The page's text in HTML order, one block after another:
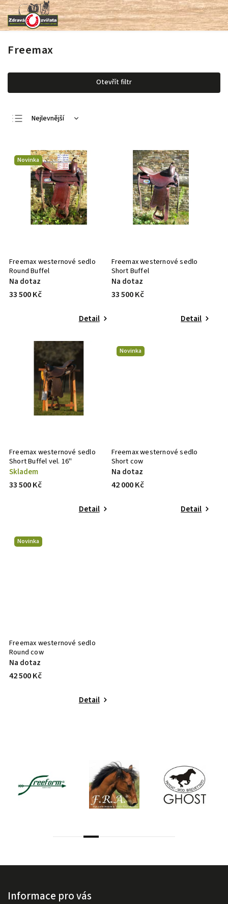
Freemax
Otevřít filtr
Nejlevnější
Nejprodávanější
Abecedně
Novinka
Freemax westernové sedlo
Round Buffel
Na dotaz
33 500 Kč
Detail
Freemax westernové sedlo
Short Buffel
Na dotaz
33 500 Kč
Detail
Freemax westernové sedlo
Short Buffel vel. 16"
Skladem
33 500 Kč
Detail
Novinka
Freemax westernové sedlo
Short cow
Na dotaz
42 000 Kč
Detail
Novinka
Freemax westernové sedlo
Round cow
Na dotaz
42 500 Kč
Detail
Informace pro vás